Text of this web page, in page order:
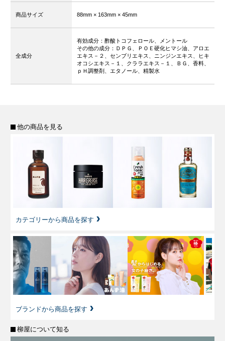
商品サイズ 88mm × 163mm × 45mm
全成分
有効成分：酢酸トコフェロール、メントール
その他の成分：ＤＰＧ、ＰＯＥ硬化ヒマシ油、アロエ
エキス－２、センブリエキス、ニンジンエキス、ヒキ
オコシエキス－１、クララエキス－１、ＢＧ、香料、
ｐＨ調整剤、エタノール、精製水
他の商品を見る
カテゴリーから商品を探す
ブランドから商品を探す
柳屋について知る